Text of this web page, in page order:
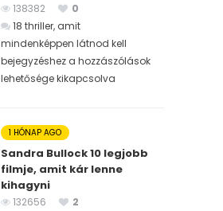
138382
0
18 thriller, amit
mindenképpen látnod kell
bejegyzéshez a hozzászólások
lehetősége kikapcsolva
1 HÓNAP AGO
Sandra Bullock 10 legjobb
filmje, amit kár lenne
kihagyni
132656
2